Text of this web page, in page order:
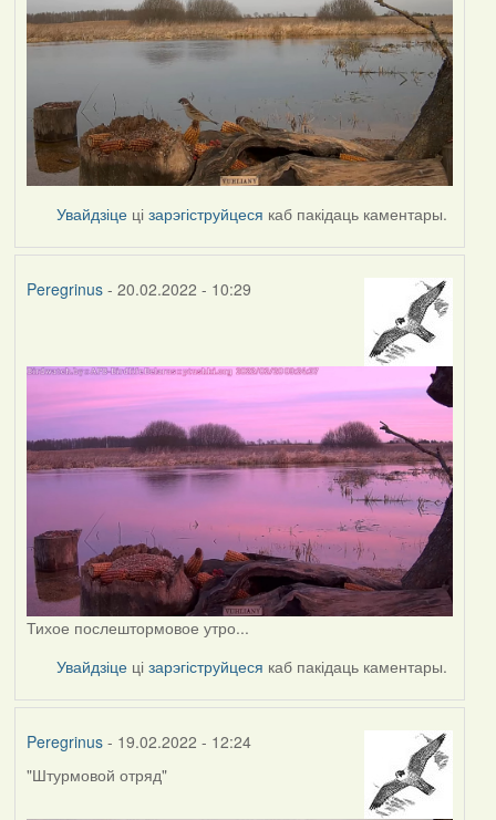
Увайдзіце цізарэгіструйцеся каб пакідаць каментары.
Peregrinus- 20.02.2022 - 10:29
Тихое послештормовое утро...
Увайдзіце цізарэгіструйцеся каб пакідаць каментары.
Peregrinus- 19.02.2022 - 12:24
"Штурмовой отряд"